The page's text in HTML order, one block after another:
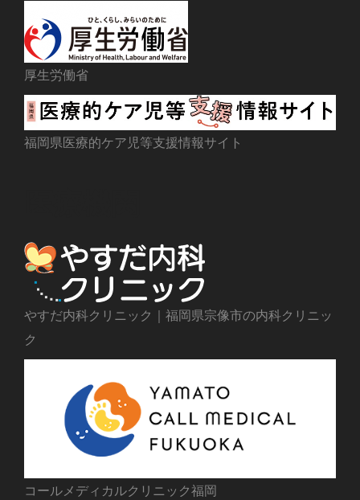
厚生労働省
福岡県医療的ケア児等支援情報サイト
やすだ内科クリニック｜福岡県宗像市の内科クリニッ
ク
コールメディカルクリニック福岡